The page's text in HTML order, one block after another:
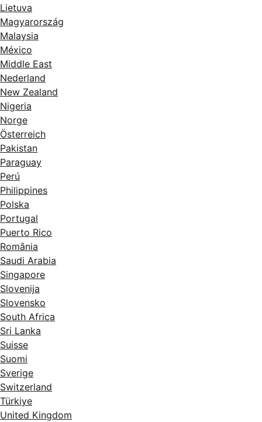
Lietuva
Magyarország
Malaysia
México
Middle East
Nederland
New Zealand
Nigeria
Norge
Österreich
Pakistan
Paraguay
Perú
Philippines
Polska
Portugal
Puerto Rico
România
Saudi Arabia
Singapore
Slovenija
Slovensko
South Africa
Sri Lanka
Suisse
Suomi
Sverige
Switzerland
Türkiye
United Kingdom